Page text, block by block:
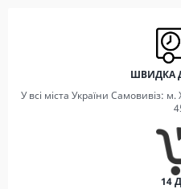
ШВИДКА
У всі міста України Самовивіз:
14